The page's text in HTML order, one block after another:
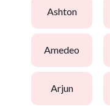
ashton
amedeo
arjun